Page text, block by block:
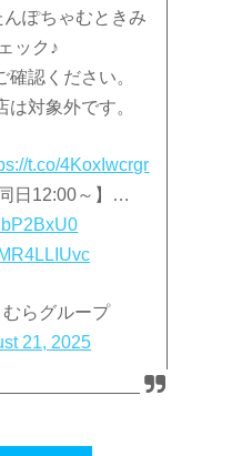
ぽちゃむときみ
ック♪
認ください。
対象外です。
t.co/4KoxIwcrgr
日12:00～】…
らグループ
21, 2025